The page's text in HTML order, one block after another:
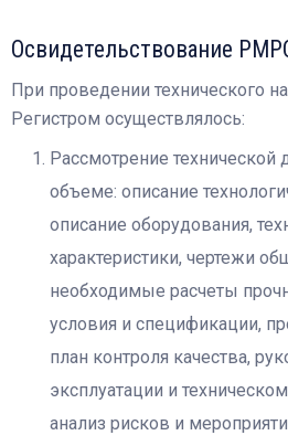
Освидетельствование
При проведении технического
Регистром осуществлялось:
Рассмотрение технической
объеме: описание
описание оборудования,
характеристики, чертежи
необходимые расчеты
условия и спецификации,
план контроля качества,
эксплуатации и
анализ рисков и